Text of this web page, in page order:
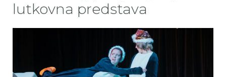
lutkovna predstava